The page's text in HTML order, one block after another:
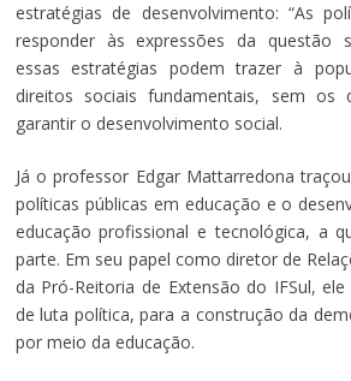
estratégias de desenvolvimento: “As
responder às expressões da questão
essas estratégias podem trazer à
direitos sociais fundamentais, sem os
garantir o desenvolvimento social.
Já o professor Edgar Mattarredona
políticas públicas em educação e o
educação profissional e tecnológica, a
parte. Em seu papel como diretor de
da Pró-Reitoria de Extensão do IFSul,
de luta política, para a construção da
por meio da educação.